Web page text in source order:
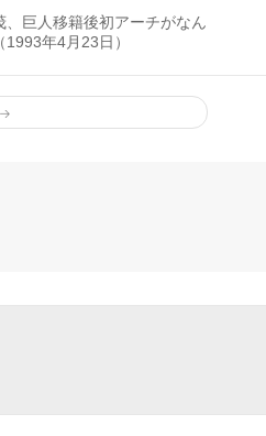
、巨人移籍後初アーチがなん
年4月23日）